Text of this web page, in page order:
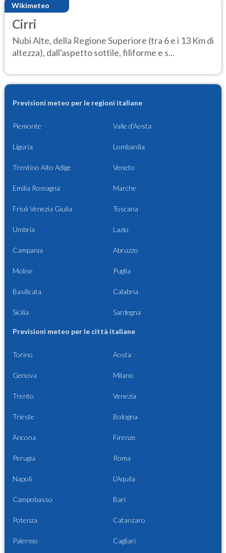
Wikimeteo
Cirri
Nubi Alte, della Regione Superiore (tra 6 e i 13 Km di
altezza), dall'aspetto sottile, filiforme e s...
Previsioni meteo per le regioni italiane
Piemonte Valle d'Aosta
Liguria Lombardia
Trentino Alto Adige Veneto
Emilia Romagna Marche
Friuli Venezia Giulia Toscana
Umbria Lazio
Campania Abruzzo
Molise Puglia
Basilicata Calabria
Sicilia Sardegna
Previsioni meteo per le città italiane
Torino Aosta
Genova Milano
Trento Venezia
Trieste Bologna
Ancona Firenze
Perugia Roma
Napoli L'Aquila
Campobasso Bari
Potenza Catanzaro
Palermo Cagliari